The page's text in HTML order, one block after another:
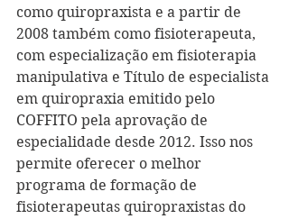
como quiropraxista e a partir de
2008 também como fisioterapeuta,
com especialização em fisioterapia
manipulativa e Título de especialista
em quiropraxia emitido pelo
COFFITO pela aprovação de
especialidade desde 2012. Isso nos
permite oferecer o melhor
programa de formação de
fisioterapeutas quiropraxistas do